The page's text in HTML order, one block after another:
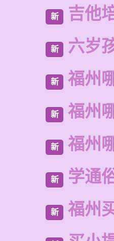
新 吉他
新 六岁
新 福州
新 福州
新 福州
新 学通
新 福州